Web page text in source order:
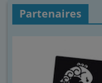
Partenaires